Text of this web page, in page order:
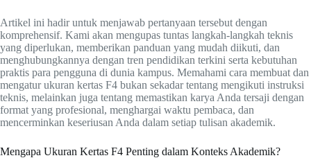
Artikel ini hadir untuk menjawab pertanyaan tersebut dengan
komprehensif. Kami akan mengupas tuntas langkah-langkah teknis
yang diperlukan, memberikan panduan yang mudah diikuti, dan
menghubungkannya dengan tren pendidikan terkini serta kebutuhan
praktis para pengguna di dunia kampus. Memahami cara membuat dan
mengatur ukuran kertas F4 bukan sekadar tentang mengikuti instruksi
teknis, melainkan juga tentang memastikan karya Anda tersaji dengan
format yang profesional, menghargai waktu pembaca, dan
mencerminkan keseriusan Anda dalam setiap tulisan akademik.
Mengapa Ukuran Kertas F4 Penting dalam Konteks Akademik?